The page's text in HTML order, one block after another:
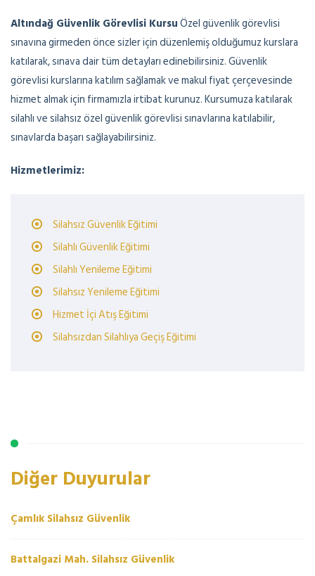
Altındağ Güvenlik Görevlisi KursuÖzel güvenlik görevlisi
sınavına girmeden önce sizler için düzenlemiş olduğumuz kurslara
katılarak, sınava dair tüm detayları edinebilirsiniz. Güvenlik
görevlisi kurslarına katılım sağlamak ve makul fiyat çerçevesinde
hizmet almak için firmamızla irtibat kurunuz. Kursumuza katılarak
silahlı ve silahsız özel güvenlik görevlisi sınavlarına katılabilir,
sınavlarda başarı sağlayabilirsiniz.
Hizmetlerimiz:
Silahsız Güvenlik Eğitimi
Silahlı Güvenlik Eğitimi
Silahlı Yenileme Eğitimi
Silahsız Yenileme Eğitimi
Hizmet İçi Atış Eğitimi
Silahsızdan Silahlıya Geçiş Eğitimi
Diğer Duyurular
Çamlık Silahsız Güvenlik
Battalgazi Mah. Silahsız Güvenlik